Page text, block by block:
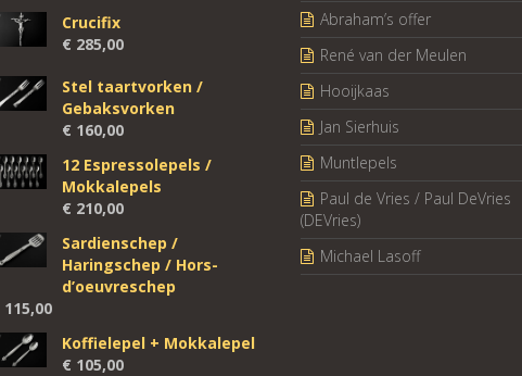
Crucifix
€ 285,00
Stel taartvorken /
Gebaksvorken
€ 160,00
12 Espressolepels /
Mokkalepels
€ 210,00
Sardienschep /
Haringschep / Hors-
d’oeuvreschep
115,00
Koffielepel + Mokkalepel
€ 105,00
Abraham’s offer
René van der Meulen
Hooijkaas
Jan Sierhuis
Muntlepels
Paul de Vries / Paul DeVries
(DEVries)
Michael Lasoff